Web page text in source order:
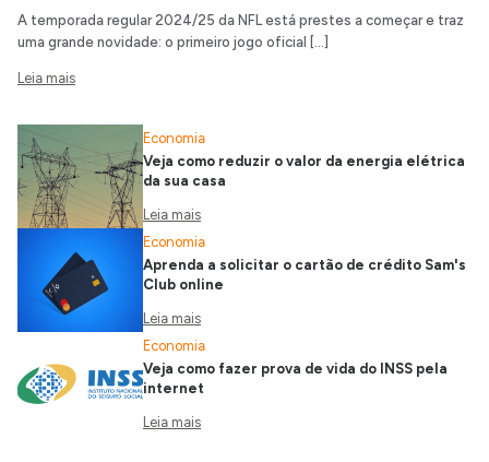
A temporada regular 2024/25 da NFL está prestes a começar e traz
uma grande novidade: o primeiro jogo oficial […]
Leia mais
Economia
Veja como reduzir o valor da energia elétrica
da sua casa
Leia mais
Economia
Aprenda a solicitar o cartão de crédito Sam's
Club online
Leia mais
Economia
Veja como fazer prova de vida do INSS pela
internet
Leia mais